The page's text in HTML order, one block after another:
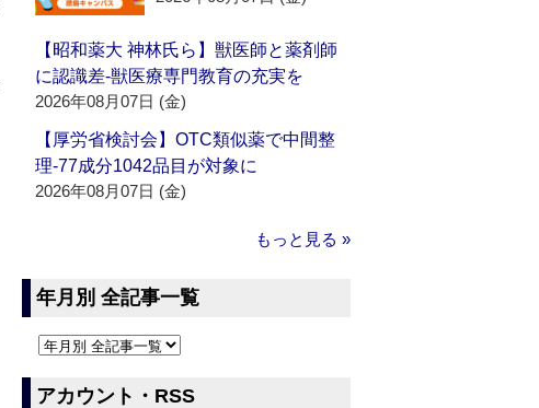
【昭和薬大 神林氏ら】獣医師と薬剤師
に認識差‐獣医療専門教育の充実を
2026年08月07日 (金)
【厚労省検討会】OTC類似薬で中間整
理‐77成分1042品目が対象に
2026年08月07日 (金)
もっと見る »
年月別 全記事一覧
アカウント・RSS